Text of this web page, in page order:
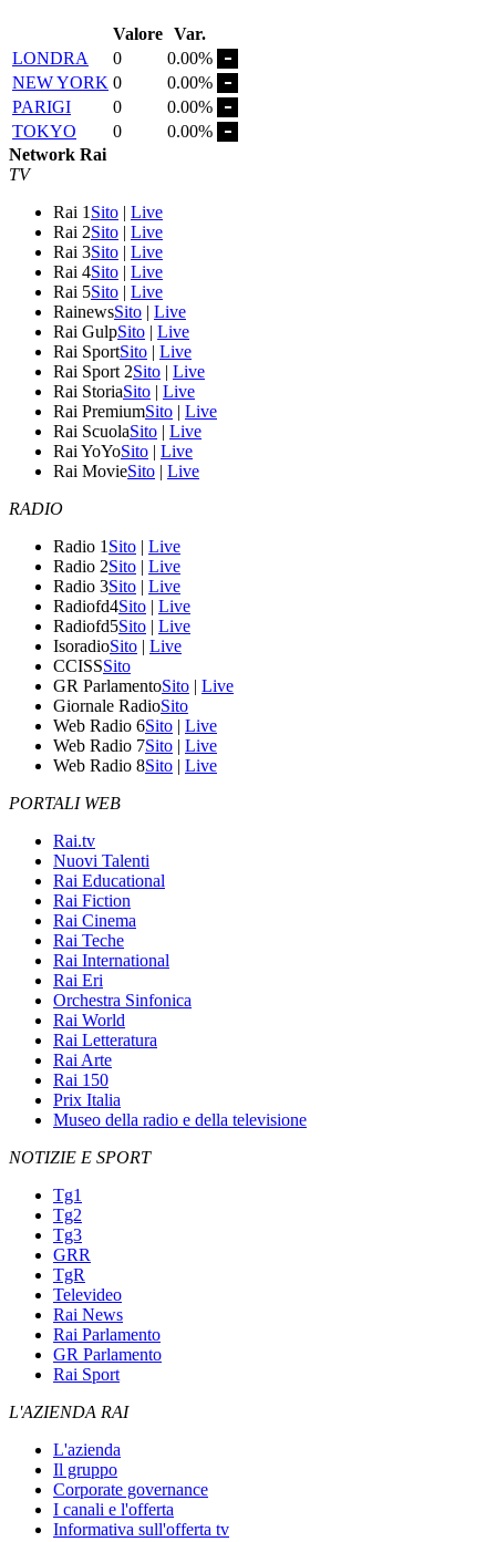
Valore Var.
LONDRA
0
0.00%
NEW YORK 0
0.00%
PARIGI
0
0.00%
TOKYO
0
0.00%
Network Rai
TV
Rai 1 Sito | Live
Rai 2Sito | Live
Rai 3Sito | Live
Rai 4Sito | Live
Rai 5Sito | Live
RainewsSito | Live
Rai GulpSito | Live
Rai SportSito | Live
Rai Sport 2Sito | Live
Rai StoriaSito | Live
Rai PremiumSito | Live
Rai ScuolaSito | Live
Rai YoYoSito | Live
Rai MovieSito | Live
RADIO
Radio 1 Sito | Live
Radio 2Sito | Live
Radio 3Sito | Live
Radiofd4Sito | Live
Radiofd5Sito | Live
IsoradioSito | Live
CCISSSito
GR ParlamentoSito | Live
Giornale RadioSito
Web Radio 6Sito | Live
Web Radio 7Sito | Live
Web Radio 8Sito | Live
PORTALI WEB
Rai.tv
Nuovi Talenti
Rai Educational
Rai Fiction
Rai Cinema
Rai Teche
Rai International
Rai Eri
Orchestra Sinfonica
Rai World
Rai Letteratura
Rai Arte
Rai 150
Prix Italia
Museo della radio e della televisione
NOTIZIE E SPORT
Tg1
Tg2
Tg3
GRR
TgR
Televideo
Rai News
Rai Parlamento
GR Parlamento
Rai Sport
L'AZIENDA RAI
L'azienda
Il gruppo
Corporate governance
I canali e l'offerta
Informativa sull'offerta tv